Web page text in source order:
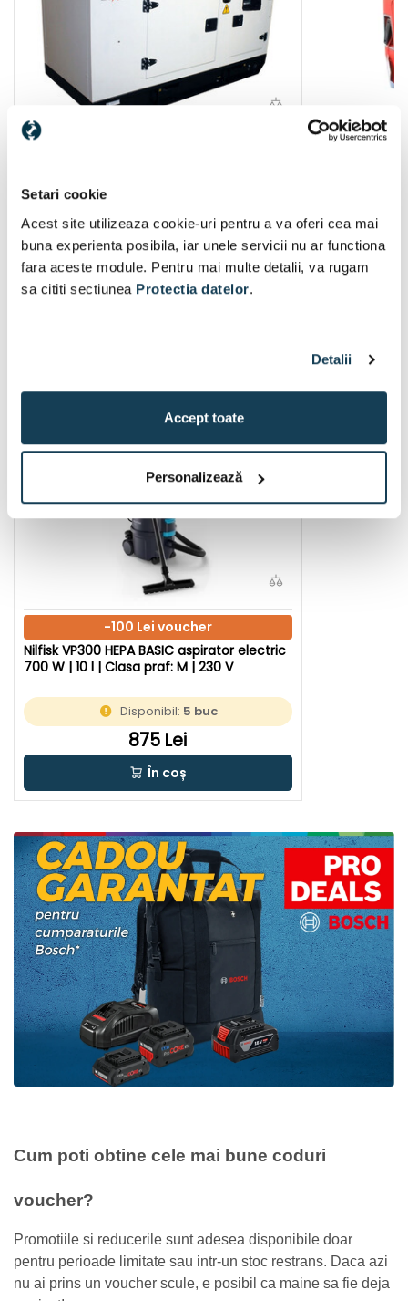
Setari cookie
Acest site utilizeaza cookie-uri pentru a va oferi cea mai
buna experienta posibila, iar unele servicii nu ar functiona
fara aceste module. Pentru mai multe detalii, va rugam
sa cititi sectiunea Protectia datelor.
Detalii
Accept toate
Personalizează
sonorizat trifazic cu motor diesel 25 kVA |
La comandă
30.670 Lei
În coș
-100 Lei voucher
Nilfisk VP300 HEPA BASIC aspirator electric
700 W | 10 l | Clasa praf: M | 230 V
Disponibil: 5 buc
875 Lei
În coș
Cum poti obtine cele mai bune coduri
voucher?
Promotiile si reducerile sunt adesea disponibile doar
pentru perioade limitate sau intr-un stoc restrans. Daca azi
nu ai prins un voucher scule, e posibil ca maine sa fie deja